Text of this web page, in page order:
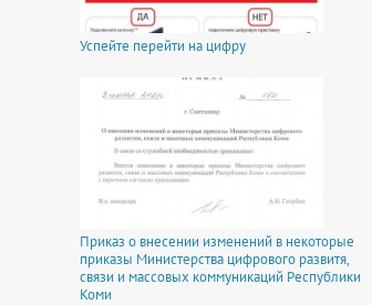
Успейте перейти на цифру
Приказ о внесении изменений в некоторые
приказы Министерства цифрового развитя,
связи и массовых коммуникаций Республики
Коми